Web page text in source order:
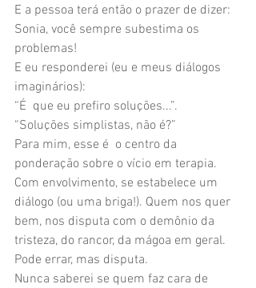
E a pessoa terá então o prazer de dizer:
Sonia, você sempre subestima os
problemas!
E eu responderei (eu e meus diálogos
imaginários):
“É  que eu prefiro soluções...”.
“Soluções simplistas, não é?”
Para mim, esse é  o centro da
ponderação sobre o vício em terapia.
Com envolvimento, se estabelece um
diálogo (ou uma briga!). Quem nos quer
bem, nos disputa com o demônio da
tristeza, do rancor, da mágoa em geral.
Pode errar, mas disputa.
Nunca saberei se quem faz cara de